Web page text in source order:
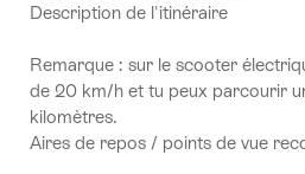
Description de l'itinéraire
Remarque : sur le scooter
de 20 km/h et tu peux parcourir
kilomètres.
Aires de repos / points de vue